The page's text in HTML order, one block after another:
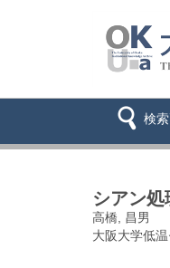
検
シアン
高橋, 昌男
大阪大学低